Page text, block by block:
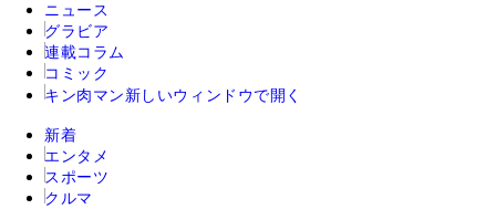
ニュース
グラビア
連載コラム
コミック
キン肉マン 新しいウィンドウで開く
新着
エンタメ
スポーツ
クルマ